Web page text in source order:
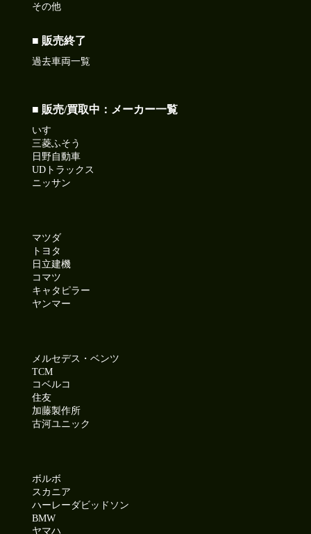
その他
■ 販売終了
過去車両一覧
■ 販売/買取中：メーカー一覧
いすゞ
三菱ふそう
日野自動車
UDトラックス
ニッサン
マツダ
トヨタ
日立建機
コマツ
キャタピラー
ヤンマー
メルセデス・ベンツ
TCM
コベルコ
住友
加藤製作所
古河ユニック
ボルボ
スカニア
ハーレーダビッドソン
BMW
ヤマハ